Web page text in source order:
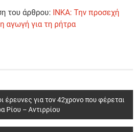
του άρθρου: INKA: Την προσεχή
αγωγή για τη ρήτρα
έρευνες για τον 42χρονο που φέρεται
Ρίου – Αντιρρίου